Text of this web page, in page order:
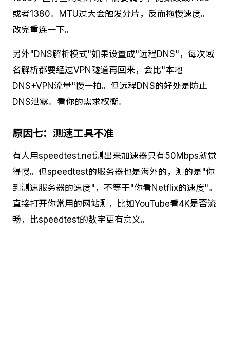
或者1380。MTU过大会触发分片，反而拖慢速度。
改完重连一下。
另外"DNS解析模式"如果设置成"远程DNS"，每次域
名解析都要经过VPN隧道再回来，会比"本地
DNS+VPN流量"慢一拍。但远程DNS的好处是防止
DNS泄露。看你的需求权衡。
原因七：测速工具不准
有人用speedtest.net测出来加速器只有50Mbps就觉
得慢。但speedtest的服务器也是海外的，测的是"你
到测速服务器的速度"，不等于"你看Netflix的速度"。
直接打开你常用的网站测，比如YouTube看4K是否流
畅，比speedtest的数字更有意义。